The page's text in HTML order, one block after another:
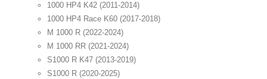
1000 HP4 K42 (2011-2014)
1000 HP4 Race K60 (2017-2018)
M 1000 R (2022-2024)
M 1000 RR (2021-2024)
S1000 R K47 (2013-2019)
S1000 R (2020-2025)